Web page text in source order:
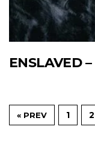
ENSLAVED
« PREV 1 2